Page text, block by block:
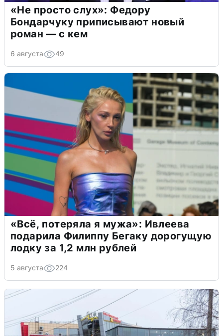
«Не просто слух»: Федору
Бондарчуку приписывают новый
роман — с кем
6 августа 49
«Всё, потеряла я мужа»: Ивлеева
подарила Филиппу Бегаку дорогущую
лодку за 1,2 млн рублей
5 августа 224